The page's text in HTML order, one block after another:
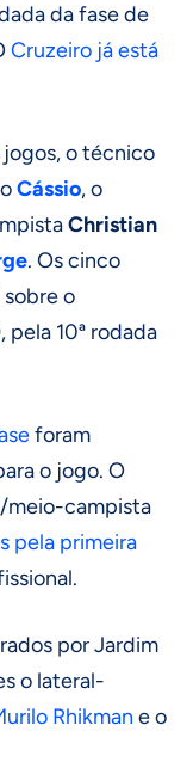
da fase de
Cruzeiro já está
jogos, o técnico
Cássio, o
Christian
. Os cinco
o
10ª rodada
foram
o jogo. O
meio-campista
pela primeira
por Jardim
o lateral-
Rhikman e o